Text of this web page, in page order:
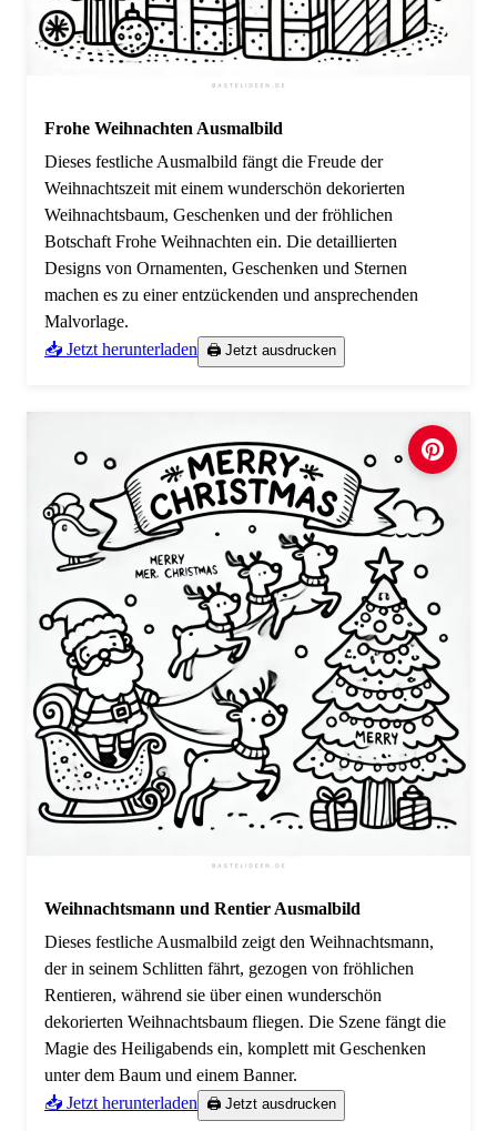
Frohe Weihnachten Ausmalbild
Dieses festliche Ausmalbild fängt die Freude der
Weihnachtszeit mit einem wunderschön dekorierten
Weihnachtsbaum, Geschenken und der fröhlichen
Botschaft Frohe Weihnachten ein. Die detaillierten
Designs von Ornamenten, Geschenken und Sternen
machen es zu einer entzückenden und ansprechenden
Malvorlage.
📥 Jetzt herunterladen
🖨️ Jetzt ausdrucken
Weihnachtsmann und Rentier Ausmalbild
Dieses festliche Ausmalbild zeigt den Weihnachtsmann,
der in seinem Schlitten fährt, gezogen von fröhlichen
Rentieren, während sie über einen wunderschön
dekorierten Weihnachtsbaum fliegen. Die Szene fängt die
Magie des Heiligabends ein, komplett mit Geschenken
unter dem Baum und einem Banner.
📥 Jetzt herunterladen
🖨️ Jetzt ausdrucken